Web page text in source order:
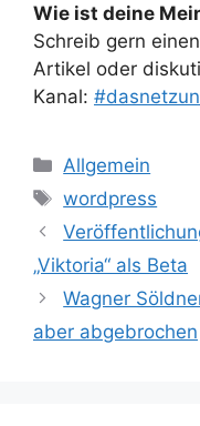
Wie ist deine
Schreib gern
Artikel oder
Kanal:
Kategorien
Allgemein
Schlagwörter
wordpress
„Viktoria“ als Beta
Wagner
aber abgebrochen